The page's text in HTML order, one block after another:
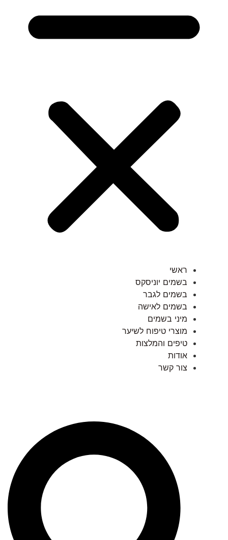
ראשי
בשמים יוניסקס
בשמים לגבר
בשמים לאישה
מיני בשמים
מוצרי טיפוח לשיער
טיפים והמלצות
אודות
צור קשר